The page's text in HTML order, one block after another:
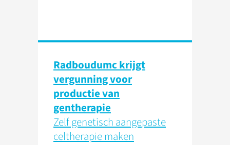
Radboudumc krijgt
vergunning voor
productie van
gentherapie
Zelf genetisch aangepaste
celtherapie maken